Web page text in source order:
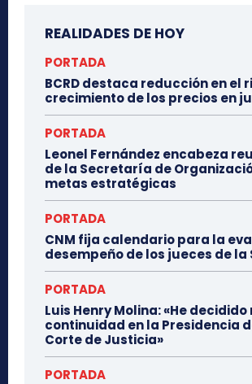
REALIDADES DE HOY
PORTADA
BCRD destaca reducción en el
crecimiento de los precios en
PORTADA
Leonel Fernández encabeza
de la Secretaría de
metas estratégicas
PORTADA
CNM fija calendario para la
desempeño de los jueces de
PORTADA
Luis Henry Molina: «He
continuidad en la Presidencia
Corte de Justicia»
PORTADA